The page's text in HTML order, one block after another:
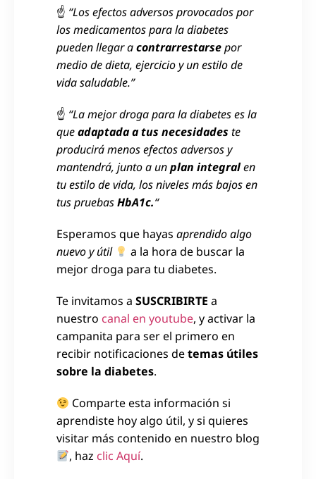
☝ “Los efectos adversos provocados por
los medicamentos para la diabetes
pueden llegar acontrarrestarsepor
medio de dieta, ejercicio y un estilo de
vida saludable.”
☝ “La mejor droga para la diabetes es la
queadaptada a tus necesidades te
producirá menos efectos adversos y
mantendrá, junto a unplan integralen
tu estilo de vida, los niveles más bajos en
tus pruebasHbA1c.“
Esperamos que hayas aprendido algo
nuevo y útil
a la hora de buscar la
mejor droga para tu diabetes.
Te invitamos a SUSCRIBIRTE a
nuestro canal en youtube, y activar la
campanita para ser el primero en
recibir notificaciones detemas útiles
sobre la diabetes.
Comparte esta información si
aprendiste hoy algo útil, y si quieres
visitar más contenido en nuestro blog
, haz clic Aquí.